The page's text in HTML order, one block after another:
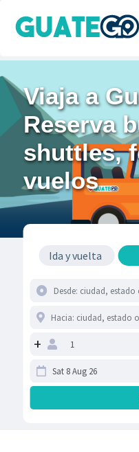
Viaja a
Reserva
shuttles,
vuelos
Ida y vuelta
+